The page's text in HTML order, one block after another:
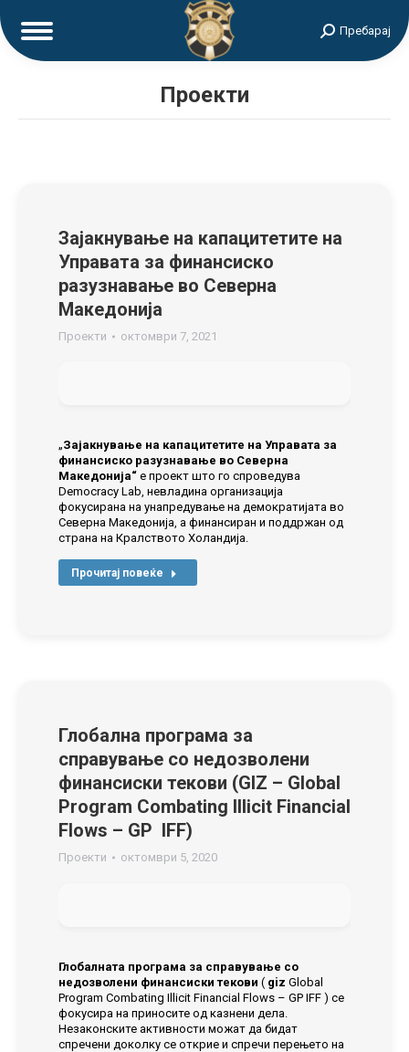
Search:Пребарај
Проекти
Зајакнување на капацитетите на
Управата за финансиско
разузнавање во Северна
Македонија
Проекти октомври 7, 2021
„Зајакнување на капацитетите на Управата за
финансиско разузнавање во Северна
Македонија“ е проект што го спроведува
Democracy Lab, невладина организација
фокусирана на унапредување на демократијата во
Северна Македонија, а финансиран и поддржан од
страна на Кралството Холандија.
Прочитај повеќе
Глобална програма за
справување со недозволени
финансиски текови (GIZ – Global
Program Combating Illicit Financial
Flows – GP IFF)
Проекти октомври 5, 2020
Глобалната програма за справување со
недозволени финансиски текови ( giz Global
Program Combating Illicit Financial Flows – GP IFF ) се
фокусира на приносите од казнени дела.
Незаконските активности можат да бидат
спречени доколку се открие и спречи перењето на